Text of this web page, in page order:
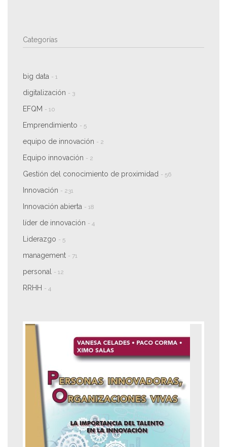
Categorías
big data - 1
digitalización - 3
EFQM - 10
Emprendimiento - 5
equipo de innovación - 2
Equipo innovación - 2
Gestión del conocimiento de proximidad - 56
Innovación - 231
Innovación abierta - 18
líder de innovación - 4
Liderazgo - 5
management - 71
personal - 12
RRHH - 4